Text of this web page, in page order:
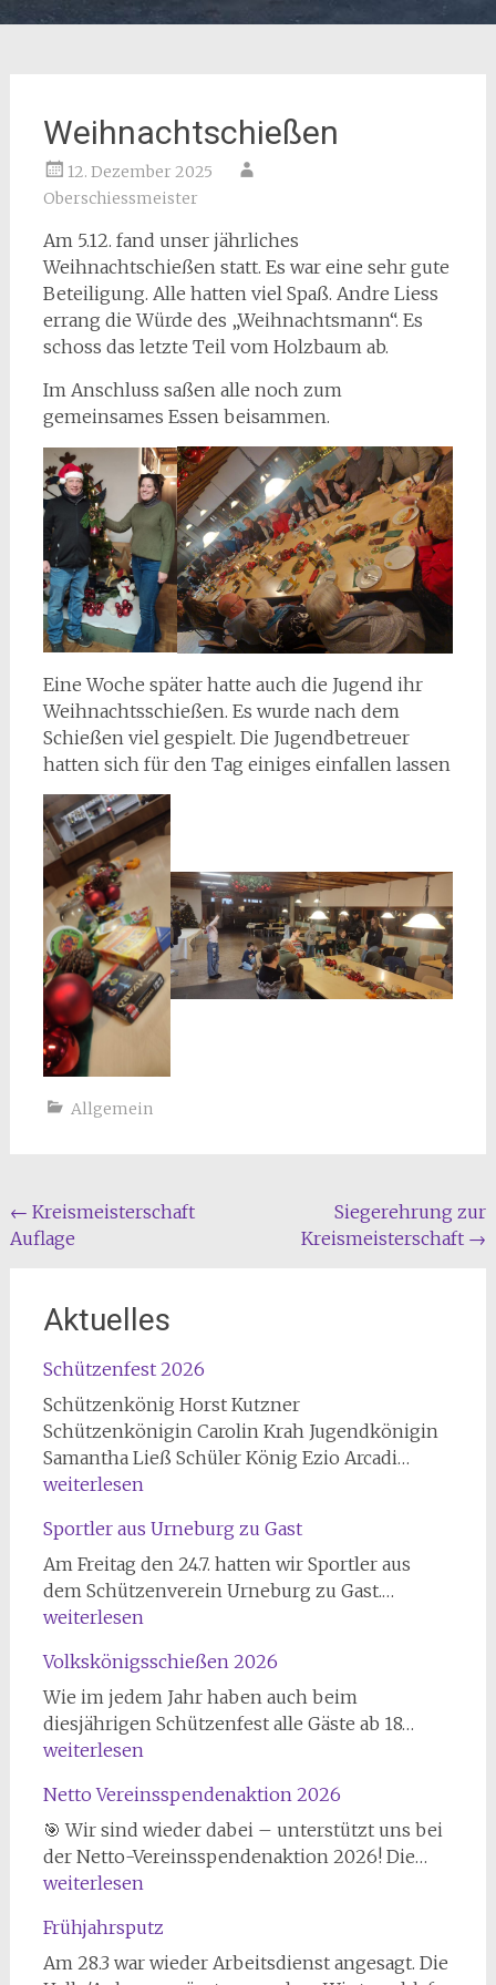
Weihnachtschießen
12. Dezember 2025
Oberschiessmeister
Am 5.12. fand unser jährliches
Weihnachtschießen statt. Es war eine sehr gute
Beteiligung. Alle hatten viel Spaß. Andre Liess
errang die Würde des „Weihnachtsmann“. Es
schoss das letzte Teil vom Holzbaum ab.
Im Anschluss saßen alle noch zum
gemeinsames Essen beisammen.
Eine Woche später hatte auch die Jugend ihr
Weihnachtsschießen. Es wurde nach dem
Schießen viel gespielt. Die Jugendbetreuer
hatten sich für den Tag einiges einfallen lassen
Allgemein
Beitragsnavigation
← Kreismeisterschaft
Auflage
Siegerehrung zur
Kreismeisterschaft →
Aktuelles
Schützenfest 2026
Schützenkönig Horst Kutzner
Schützenkönigin Carolin Krah Jugendkönigin
Samantha Ließ Schüler König Ezio Arcadi…
weiterlesen
Sportler aus Urneburg zu Gast
Am Freitag den 24.7. hatten wir Sportler aus
dem Schützenverein Urneburg zu Gast.…
weiterlesen
Volkskönigsschießen 2026
Wie im jedem Jahr haben auch beim
diesjährigen Schützenfest alle Gäste ab 18…
weiterlesen
Netto Vereinsspendenaktion 2026
🎯 Wir sind wieder dabei – unterstützt uns bei
der Netto-Vereinsspendenaktion 2026! Die…
weiterlesen
Frühjahrsputz
Am 28.3 war wieder Arbeitsdienst angesagt. Die